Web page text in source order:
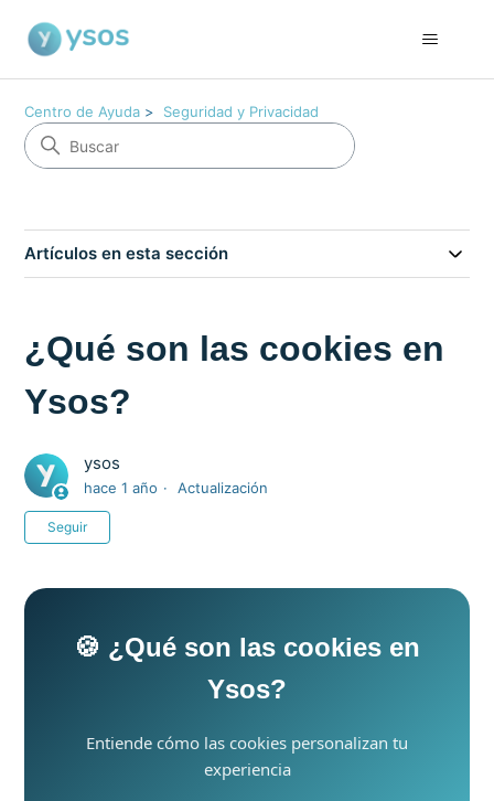
Centro de Ayuda Seguridad y Privacidad
Artículos en esta sección
¿Qué son las cookies en
Ysos?
ysos
hace 1 año Actualización
Seguir
🍪 ¿Qué son las cookies en
Ysos?
Entiende cómo las cookies personalizan tu
experiencia